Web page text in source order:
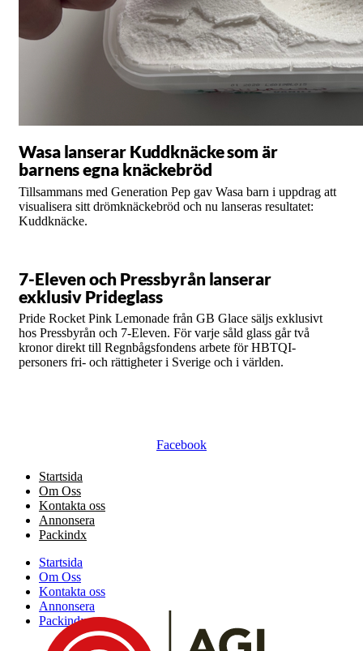
Wasa lanserar Kuddknäcke som är
barnens egna knäckebröd
Tillsammans med Generation Pep gav Wasa barn i uppdrag att
visualisera sitt drömknäckebröd och nu lanseras resultatet:
Kuddknäcke.
7-Eleven och Pressbyrån lanserar
exklusiv Prideglass
Pride Rocket Pink Lemonade från GB Glace säljs exklusivt
hos Pressbyrån och 7-Eleven. För varje såld glass går två
kronor direkt till Regnbågsfondens arbete för HBTQI-
personers fri- och rättigheter i Sverige och i världen.
Facebook
Startsida
Om Oss
Kontakta oss
Annonsera
Packindx
Startsida
Om Oss
Kontakta oss
Annonsera
Packindx